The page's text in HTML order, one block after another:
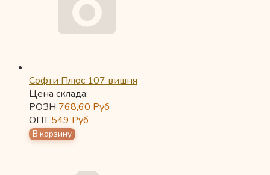
Софти Плюс 107 вишня
Цена склада:
РОЗН 768,60 Руб
ОПТ549 Руб